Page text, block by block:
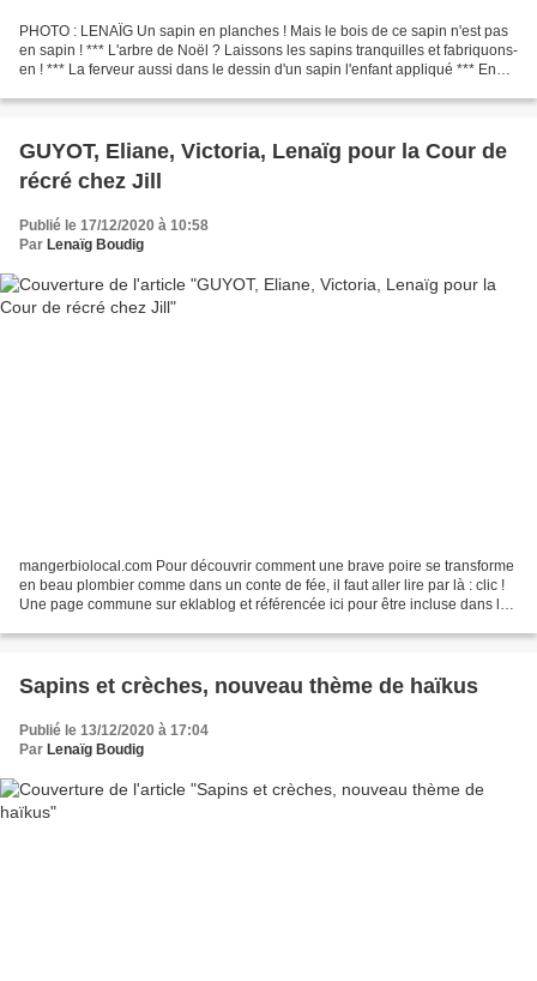
PHOTO : LENAÏG Un sapin en planches ! Mais le bois de ce sapin n'est pas
en sapin ! *** L'arbre de Noël ? Laissons les sapins tranquilles et fabriquons-
en ! *** La ferveur aussi dans le dessin d'un sapin l'enfant appliqué *** En
GUYOT, Eliane, Victoria, Lenaïg pour la Cour de
récré chez Jill
Publié le 17/12/2020 à 10:58
Par Lenaïg Boudig
mangerbiolocal.com Pour découvrir comment une brave poire se transforme
en beau plombier comme dans un conte de fée, il faut aller lire par là : clic !
Une page commune sur eklablog et référencée ici pour être incluse dans le
Sapins et crèches, nouveau thème de haïkus
Publié le 13/12/2020 à 17:04
Par Lenaïg Boudig